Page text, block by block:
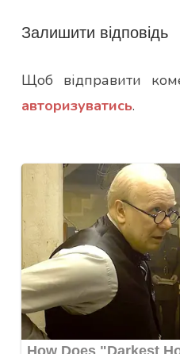
Залишити відповідь
Щоб відправити
авторизуватись.